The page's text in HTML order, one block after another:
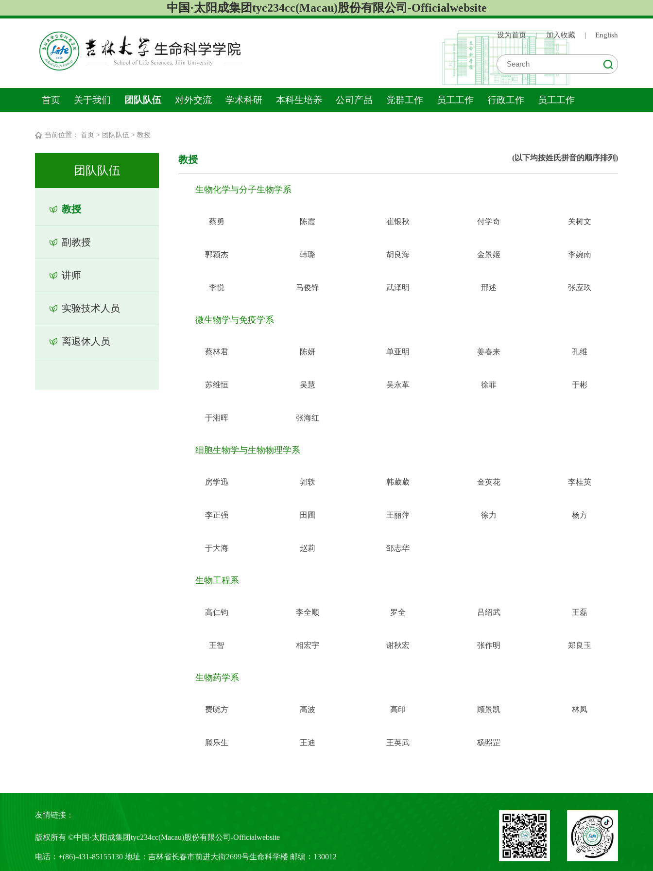
中国·太阳成集团tyc234cc(Macau)股份有限公司-Officialwebsite
设为首页 | 加入收藏 | English
首页 关于我们 团队队伍 对外交流 学术科研 本科生培养 公司产品 党群工作 员工工作 行政工作 员工工作
当前位置： 首页 > 团队队伍 > 教授
团队队伍
教授
副教授
讲师
实验技术人员
离退休人员
教授 (以下均按姓氏拼音的顺序排列)
生物化学与分子生物学系
蔡勇 陈霞 崔银秋 付学奇 关树文
郭颖杰 韩璐 胡良海 金景姬 李婉南
李悦 马俊锋 武泽明 邢述 张应玖
微生物学与免疫学系
蔡林君 陈妍 单亚明 姜春来 孔维
苏维恒 吴慧 吴永革 徐菲 于彬
于湘晖 张海红
细胞生物学与生物物理学系
房学迅 郭轶 韩葳葳 金英花 李桂英
李正强 田圃 王丽萍 徐力 杨方
于大海 赵莉 邹志华
生物工程系
高仁钧 李全顺 罗全 吕绍武 王磊
王智 相宏宇 谢秋宏 张作明 郑良玉
生物药学系
费晓方 高波 高印 顾景凯 林凤
滕乐生 王迪 王英武 杨照罡
友情链接：
版权所有 ©中国·太阳成集团tyc234cc(Macau)股份有限公司-Officialwebsite
电话：+(86)-431-85155130 地址：吉林省长春市前进大街2699号生命科学楼 邮编：130012